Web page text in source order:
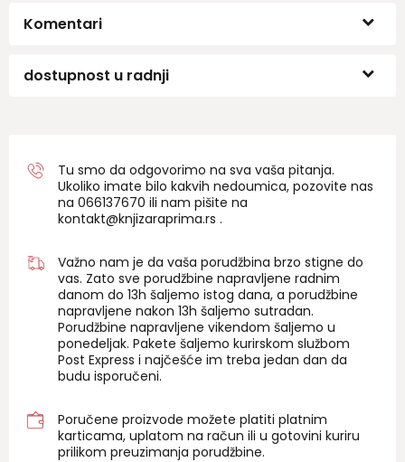
Komentari
dostupnost u radnji
Tu smo da odgovorimo na sva vaša pitanja.
Ukoliko imate bilo kakvih nedoumica, pozovite nas
na 066137670 ili nam pišite na
kontakt@knjizaraprima.rs .
Važno nam je da vaša porudžbina brzo stigne do
vas. Zato sve porudžbine napravljene radnim
danom do 13h šaljemo istog dana, a porudžbine
napravljene nakon 13h šaljemo sutradan.
Porudžbine napravljene vikendom šaljemo u
ponedeljak. Pakete šaljemo kurirskom službom
Post Express i najčešće im treba jedan dan da
budu isporučeni.
Poručene proizvode možete platiti platnim
karticama, uplatom na račun ili u gotovini kuriru
prilikom preuzimanja porudžbine.